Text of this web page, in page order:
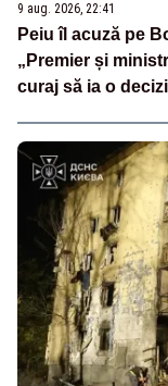
9 aug. 2026, 22:41
Peiu îl acuză pe
„Premier și
curaj să ia o